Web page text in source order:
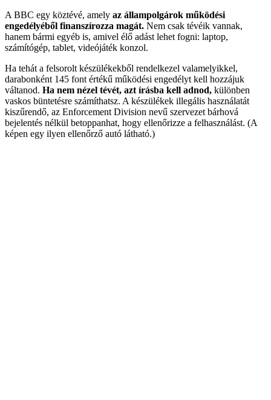
A BBC egy köztévé, amely az állampolgárok működési
engedélyéből finanszírozza magát. Nem csak tévéik vannak,
hanem bármi egyéb is, amivel élő adást lehet fogni: laptop,
számítógép, tablet, videójáték konzol.
Ha tehát a felsorolt készülékekből rendelkezel valamelyikkel,
darabonként 145 font értékű működési engedélyt kell hozzájuk
váltanod. Ha nem nézel tévét, azt írásba kell adnod, különben
vaskos büntetésre számíthatsz. A készülékek illegális használatát
kiszűrendő, az Enforcement Division nevű szervezet bárhová
bejelentés nélkül betoppanhat, hogy ellenőrizze a felhasználást. (A
képen egy ilyen ellenőrző autó látható.)